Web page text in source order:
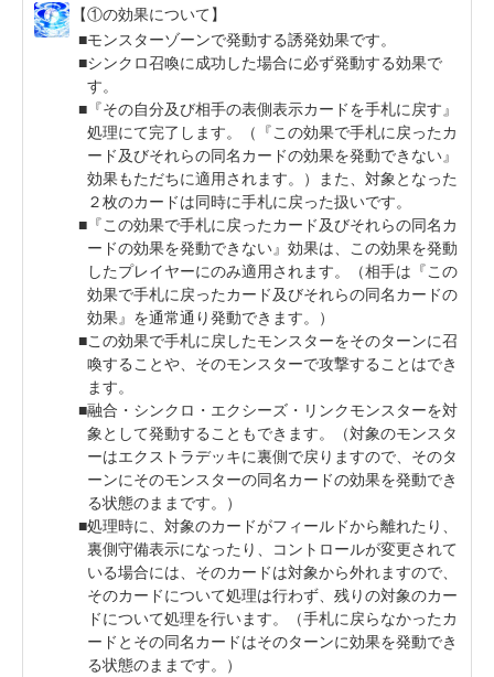
【①の効果について】
モンスターゾーンで発動する誘発効果です。
シンクロ召喚に成功した場合に必ず発動する効果で
す。
『その自分及び相手の表側表示カードを手札に戻す』
処理にて完了します。（『この効果で手札に戻ったカ
ード及びそれらの同名カードの効果を発動できない』
効果もただちに適用されます。）また、対象となった
２枚のカードは同時に手札に戻った扱いです。
『この効果で手札に戻ったカード及びそれらの同名カ
ードの効果を発動できない』効果は、この効果を発動
したプレイヤーにのみ適用されます。（相手は『この
効果で手札に戻ったカード及びそれらの同名カードの
効果』を通常通り発動できます。）
この効果で手札に戻したモンスターをそのターンに召
喚することや、そのモンスターで攻撃することはでき
ます。
融合・シンクロ・エクシーズ・リンクモンスターを対
象として発動することもできます。（対象のモンスタ
ーはエクストラデッキに裏側で戻りますので、そのタ
ーンにそのモンスターの同名カードの効果を発動でき
る状態のままです。）
処理時に、対象のカードがフィールドから離れたり、
裏側守備表示になったり、コントロールが変更されて
いる場合には、そのカードは対象から外れますので、
そのカードについて処理は行わず、残りの対象のカー
ドについて処理を行います。（手札に戻らなかったカ
ードとその同名カードはそのターンに効果を発動でき
る状態のままです。）